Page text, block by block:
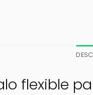
flexible